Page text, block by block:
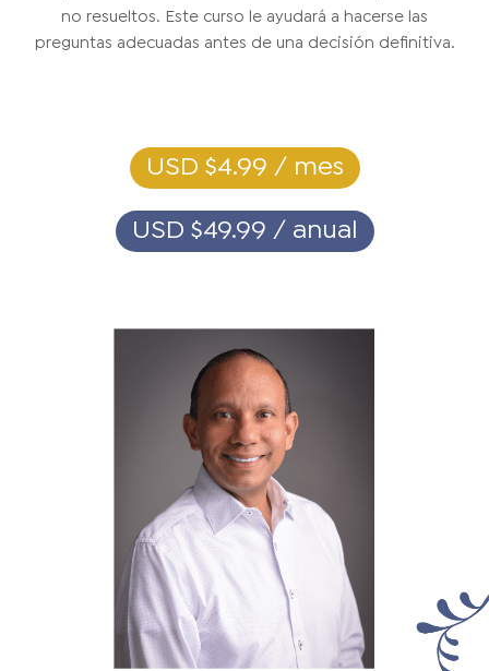
no resueltos. Este curso le ayudará a hacerse las
preguntas adecuadas antes de una decisión definitiva.
USD $4.99 / mes
USD $49.99 / anual